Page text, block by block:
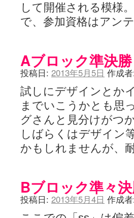
音楽と、人生と、 咲-saki-と。 - 咲
ぐりーん哩 - 咲-Saki- / ネリー「ネ
花鳥風月 - 咲-Saki- / やえたんイェイ
して開催される模様
で、参加資格はアン
Aブロック準決
投稿日: 2013年5月5日 作成
試しにデザインとか
までいこうかとも思
グさんと見分けがつ
しばらくはデザイン
かもしれませんが、
Bブロック準々
投稿日: 2013年5月4日 作成